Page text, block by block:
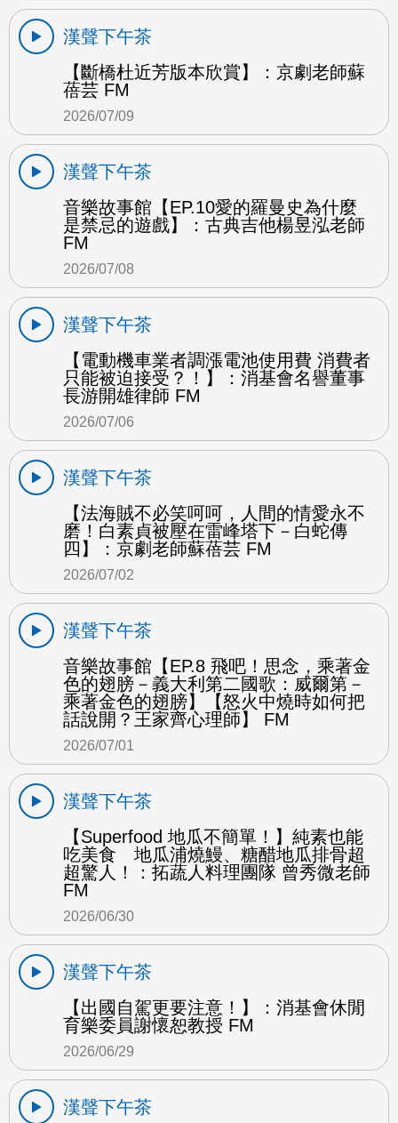
漢聲下午茶
【斷橋杜近芳版本欣賞】：京劇老師蘇
蓓芸 FM
2026/07/09
漢聲下午茶
音樂故事館【EP.10愛的羅曼史為什麼
是禁忌的遊戲】：古典吉他楊昱泓老師
FM
2026/07/08
漢聲下午茶
【電動機車業者調漲電池使用費 消費者
只能被迫接受？！】：消基會名譽董事
長游開雄律師 FM
2026/07/06
漢聲下午茶
【法海賊不必笑呵呵，人間的情愛永不
磨！白素貞被壓在雷峰塔下－白蛇傳
四】：京劇老師蘇蓓芸 FM
2026/07/02
漢聲下午茶
音樂故事館【EP.8 飛吧！思念，乘著金
色的翅膀－義大利第二國歌：威爾第－
乘著金色的翅膀】【怒火中燒時如何把
話說開？王家齊心理師】 FM
2026/07/01
漢聲下午茶
【Superfood 地瓜不簡單！】純素也能
吃美食 地瓜浦燒鰻、糖醋地瓜排骨超
超驚人！：拓蔬人料理團隊 曾秀微老師
FM
2026/06/30
漢聲下午茶
【出國自駕更要注意！】：消基會休閒
育樂委員謝懷恕教授 FM
2026/06/29
漢聲下午茶